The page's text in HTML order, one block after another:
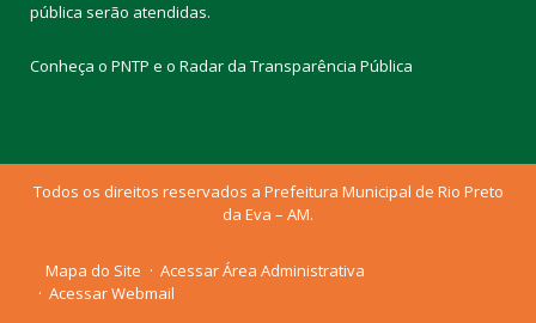
pública serão atendidas.
Conheça o PNTP e o Radar da Transparência Pública
Todos os direitos reservados a Prefeitura Municipal de Rio Preto
da Eva – AM.
Mapa do Site
Acessar Área Administrativa
Acessar Webmail